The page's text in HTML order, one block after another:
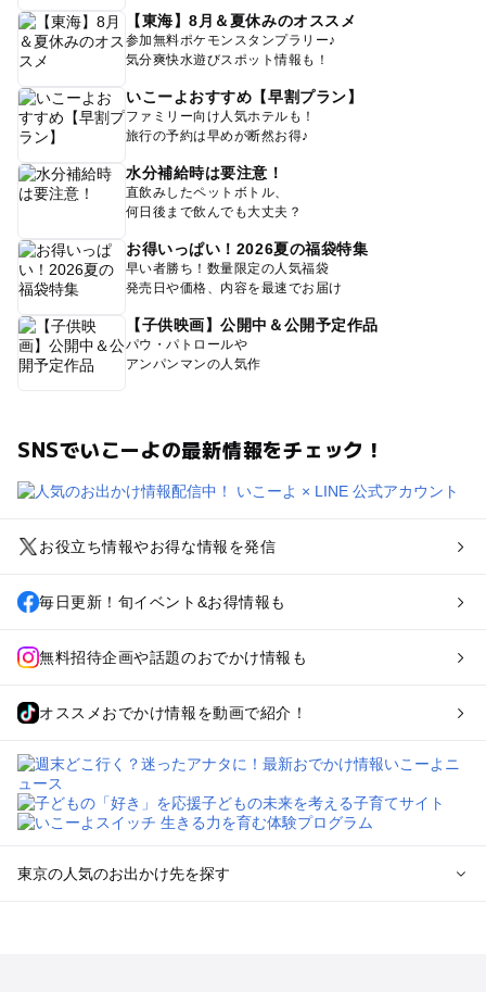
【東海】8月＆夏休みのオススメ
参加無料ポケモンスタンプラリー♪
気分爽快水遊びスポット情報も！
いこーよおすすめ【早割プラン】
ファミリー向け人気ホテルも！
旅行の予約は早めが断然お得♪
水分補給時は要注意！
直飲みしたペットボトル、
何日後まで飲んでも大丈夫？
お得いっぱい！2026夏の福袋特集
早い者勝ち！数量限定の人気福袋
発売日や価格、内容を最速でお届け
【子供映画】公開中＆公開予定作品
パウ・パトロールや
アンパンマンの人気作
SNSでいこーよの最新情報をチェック！
お役立ち情報やお得な情報を発信
毎日更新！旬イベント&お得情報も
無料招待企画や話題のおでかけ情報も
オススメおでかけ情報を動画で紹介！
東京の人気のお出かけ先を探す